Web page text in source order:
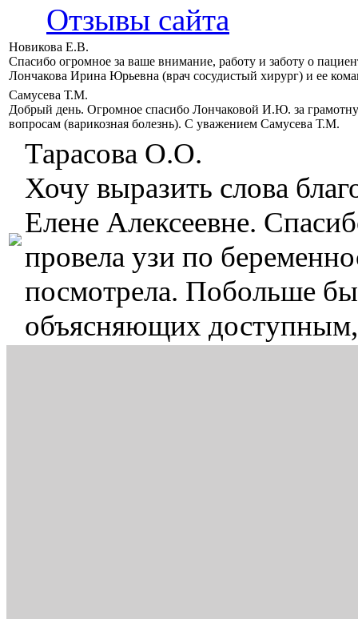
Отзывы сайта
Новикова Е.В.
Спасибо огромное за ваше внимание, работу и заботу о
Лончакова Ирина Юрьевна (врач сосудистый хирург) и ее
Самусева Т.М.
Добрый день. Огромное спасибо Лончаковой И.Ю. за
вопросам (варикозная болезнь). С уважением Самусева Т.М.
Тарасова О.О.
Хочу выразить слова
Елене Алексеевне.
провела узи по
посмотрела. Побольше
объясняющих